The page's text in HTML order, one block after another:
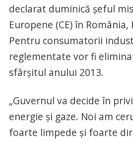
declarat duminică şeful
Europene (CE) în România,
Pentru consumatorii
reglementate vor fi
sfârşitul anului 2013.
„Guvernul va decide în
energie şi gaze. Noi am
foarte limpede şi foarte